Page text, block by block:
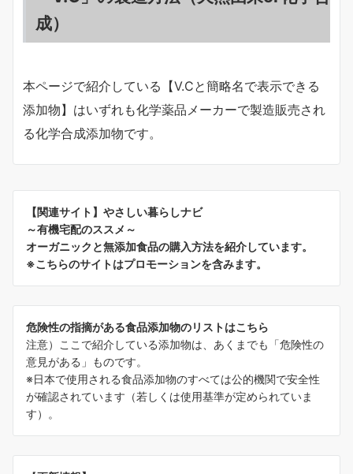
成）
本ページで紹介している【V.Cと簡略名で表示できる
添加物】はいずれも化学薬品メーカーで製造販売され
る化学合成添加物です。
【関連サイト】やさしい暮らしナビ
～有機宅配のススメ～
オーガニックと無添加食品の購入方法を紹介しています。
※こちらのサイトはプロモーションを含みます。
危険性の指摘がある食品添加物のリストはこちら
注意）ここで紹介している添加物は、あくまでも「危険性の
意見がある」ものです。
※日本で使用される食品添加物のすべては公的機関で安全性
が確認されています（若しくは使用基準が定められていま
す）。